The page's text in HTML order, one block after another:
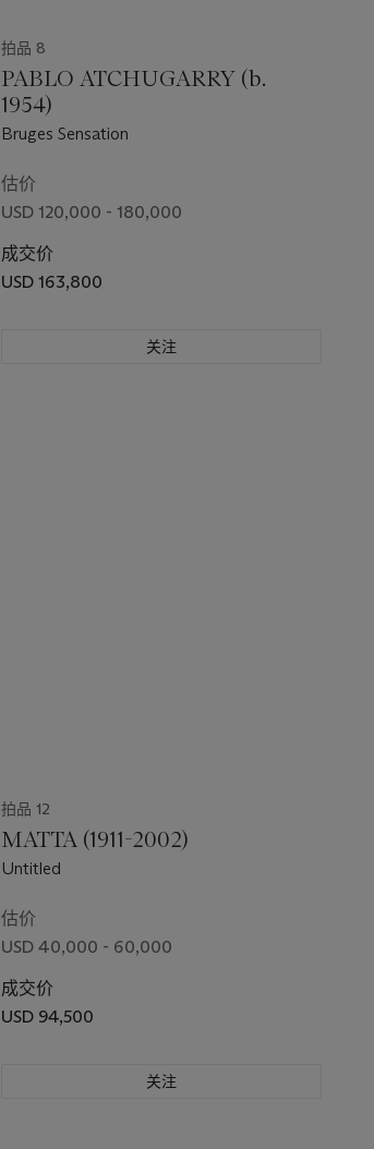
拍品 8
PABLO ATCHUGARRY (b.
1954)
Bruges Sensation
估价
USD 120,000 - 180,000
成交价
USD 163,800
关注
拍品 12
MATTA (1911-2002)
Untitled
估价
USD 40,000 - 60,000
成交价
USD 94,500
关注